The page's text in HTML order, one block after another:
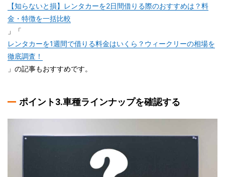
【知らないと損】レンタカーを2日間借りる際のおすすめは？料
金・特徴を一括比較
」「
レンタカーを1週間で借りる料金はいくら？ウィークリーの相場を
徹底調査！
」の記事もおすすめです。
ポイント3.車種ラインナップを確認する